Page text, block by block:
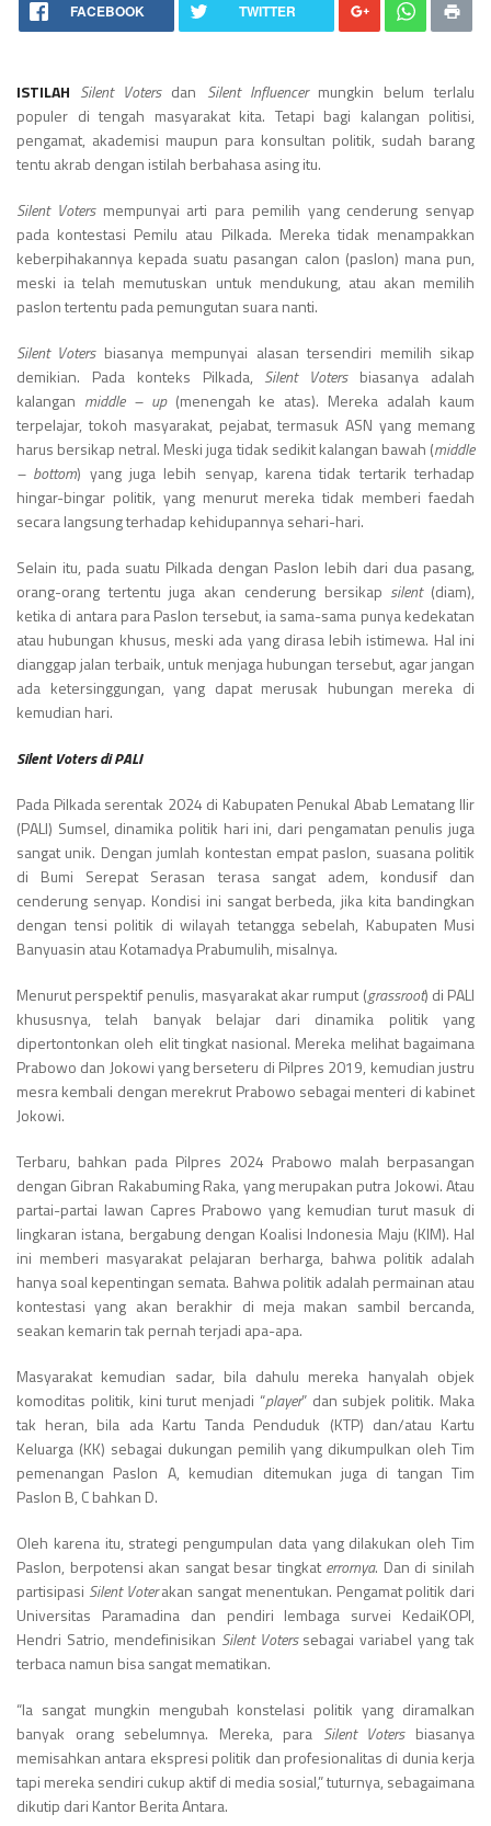
FACEBOOK TWITTER
ISTILAH Silent Votersdan Silent Influencermungkin belum terlalu
populer di tengah masyarakat kita. Tetapi bagi kalangan politisi,
pengamat, akademisi maupun para konsultan politik, sudah barang
tentu akrab dengan istilah berbahasa asing itu.
Silent Votersmempunyai arti para pemilih yang cenderung senyap
pada kontestasi Pemilu atau Pilkada. Mereka tidak menampakkan
keberpihakannya kepada suatu pasangan calon (paslon) mana pun,
meski ia telah memutuskan untuk mendukung, atau akan memilih
paslon tertentu pada pemungutan suara nanti.
Silent Voters biasanya mempunyai alasan tersendiri memilih sikap
demikian. Pada konteks Pilkada, Silent Votersbiasanya adalah
kalangan middle – up(menengah ke atas). Mereka adalah kaum
terpelajar, tokoh masyarakat, pejabat, termasuk ASN yang memang
harus bersikap netral. Meski juga tidak sedikit kalangan bawah (middle
– bottom) yang juga lebih senyap, karena tidak tertarik terhadap
hingar-bingar politik, yang menurut mereka tidak memberi faedah
secara langsung terhadap kehidupannya sehari-hari.
Selain itu, pada suatu Pilkada dengan Paslon lebih dari dua pasang,
orang-orang tertentu juga akan cenderung bersikap silent(diam),
ketika di antara para Paslon tersebut, ia sama-sama punya kedekatan
atau hubungan khusus, meski ada yang dirasa lebih istimewa. Hal ini
dianggap jalan terbaik, untuk menjaga hubungan tersebut, agar jangan
ada ketersinggungan, yang dapat merusak hubungan mereka di
kemudian hari.
Silent Voters di PALI
Pada Pilkada serentak 2024 di Kabupaten Penukal Abab Lematang Ilir
(PALI) Sumsel, dinamika politik hari ini, dari pengamatan penulis juga
sangat unik. Dengan jumlah kontestan empat paslon, suasana politik
di Bumi Serepat Serasan terasa sangat adem, kondusif dan
cenderung senyap. Kondisi ini sangat berbeda, jika kita bandingkan
dengan tensi politik di wilayah tetangga sebelah, Kabupaten Musi
Banyuasin atau Kotamadya Prabumulih, misalnya.
Menurut perspektif penulis, masyarakat akar rumput (grassroot) di PALI
khususnya, telah banyak belajar dari dinamika politik yang
dipertontonkan oleh elit tingkat nasional. Mereka melihat bagaimana
Prabowo dan Jokowi yang berseteru di Pilpres 2019, kemudian justru
mesra kembali dengan merekrut Prabowo sebagai menteri di kabinet
Jokowi.
Terbaru, bahkan pada Pilpres 2024 Prabowo malah berpasangan
dengan Gibran Rakabuming Raka, yang merupakan putra Jokowi. Atau
partai-partai lawan Capres Prabowo yang kemudian turut masuk di
lingkaran istana, bergabung dengan Koalisi Indonesia Maju (KIM). Hal
ini memberi masyarakat pelajaran berharga, bahwa politik adalah
hanya soal kepentingan semata. Bahwa politik adalah permainan atau
kontestasi yang akan berakhir di meja makan sambil bercanda,
seakan kemarin tak pernah terjadi apa-apa.
Masyarakat kemudian sadar, bila dahulu mereka hanyalah objek
komoditas politik, kini turut menjadi “player” dan subjek politik. Maka
tak heran, bila ada Kartu Tanda Penduduk (KTP) dan/atau Kartu
Keluarga (KK) sebagai dukungan pemilih yang dikumpulkan oleh Tim
pemenangan Paslon A, kemudian ditemukan juga di tangan Tim
Paslon B, C bahkan D.
Oleh karena itu, strategi pengumpulan data yang dilakukan oleh Tim
Paslon, berpotensi akan sangat besar tingkaterrornya. Dan di sinilah
partisipasi Silent Voterakan sangat menentukan. Pengamat politik dari
Universitas Paramadina dan pendiri lembaga survei KedaiKOPI,
Hendri Satrio, mendefinisikan Silent Voterssebagai variabel yang tak
terbaca namun bisa sangat mematikan.
“Ia sangat mungkin mengubah konstelasi politik yang diramalkan
banyak orang sebelumnya. Mereka, para Silent Voters biasanya
memisahkan antara ekspresi politik dan profesionalitas di dunia kerja
tapi mereka sendiri cukup aktif di media sosial,” tuturnya, sebagaimana
dikutip dari Kantor Berita Antara.